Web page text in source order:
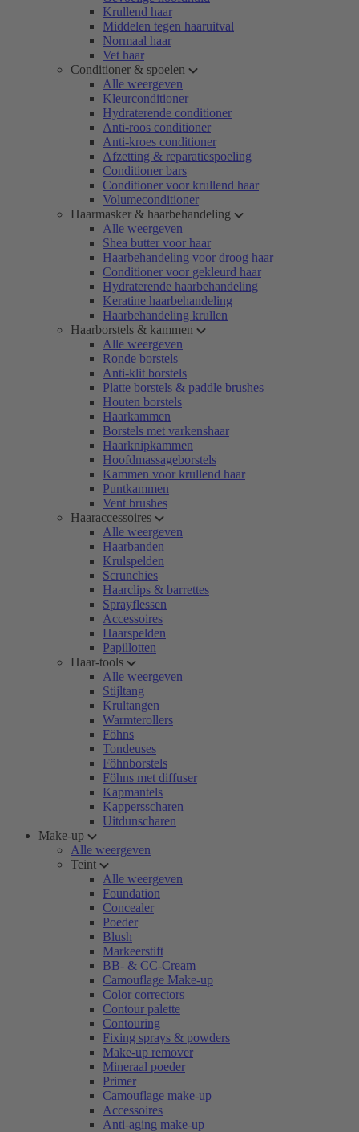
Krullend haar
Middelen tegen haaruitval
Normaal haar
Vet haar
Conditioner & spoelen
Alle weergeven
Kleurconditioner
Hydraterende conditioner
Anti-roos conditioner
Anti-kroes conditioner
Afzetting & reparatiespoeling
Conditioner bars
Conditioner voor krullend haar
Volumeconditioner
Haarmasker & haarbehandeling
Alle weergeven
Shea butter voor haar
Haarbehandeling voor droog haar
Conditioner voor gekleurd haar
Hydraterende haarbehandeling
Keratine haarbehandeling
Haarbehandeling krullen
Haarborstels & kammen
Alle weergeven
Ronde borstels
Anti-klit borstels
Platte borstels & paddle brushes
Houten borstels
Haarkammen
Borstels met varkenshaar
Haarknipkammen
Hoofdmassageborstels
Kammen voor krullend haar
Puntkammen
Vent brushes
Haaraccessoires
Alle weergeven
Haarbanden
Krulspelden
Scrunchies
Haarclips & barrettes
Sprayflessen
Accessoires
Haarspelden
Papillotten
Haar-tools
Alle weergeven
Stijltang
Krultangen
Warmterollers
Föhns
Tondeuses
Föhnborstels
Föhns met diffuser
Kapmantels
Kappersscharen
Uitdunscharen
Make-up
Alle weergeven
Teint
Alle weergeven
Foundation
Concealer
Poeder
Blush
Markeerstift
BB- & CC-Cream
Camouflage Make-up
Color correctors
Contour palette
Contouring
Fixing sprays & powders
Make-up remover
Mineraal poeder
Primer
Camouflage make-up
Accessoires
Anti-aging make-up